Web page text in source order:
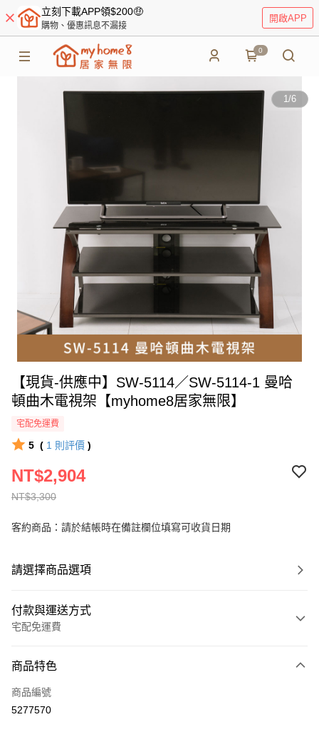
立刻下載APP領$200🤑
購物、優惠訊息不漏接
開啟APP
0
1/6
【現貨-供應中】SW-5114／SW-5114-1 曼哈
頓曲木電視架【myhome8居家無限】
宅配免運費
5 ( 1 則評價 )
NT$3,300
NT$2,904
客約商品：請於結帳時在備註欄位填寫可收貨日期
請選擇商品選項
付款與運送方式
宅配免運費
信用卡一次付款
信用卡分期付款
商品特色
商品編號
5277570